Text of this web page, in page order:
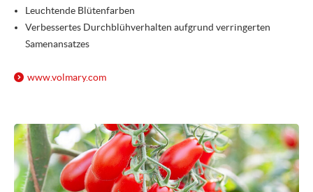
Leuchtende Blütenfarben
Verbessertes Durchblühverhalten aufgrund verringerten
Samenansatzes
www.volmary.com